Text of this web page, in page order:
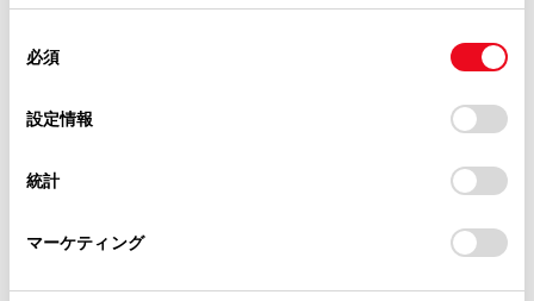
使用することがあります。当ウェブサイトの使用を続行する
デバイスにすべてのCookie(クッキー)が保存されることに同
意したことになります。Cookie(クッキー)のオプトアウト、
設定の変更、同意を撤回したりするにあたっては、当社の
「Cookie（クッキー）情報の取り扱いについて
」をご覧くだ
必須
設定情報
統計
マーケティング
必須 市区町村名
丁目番地